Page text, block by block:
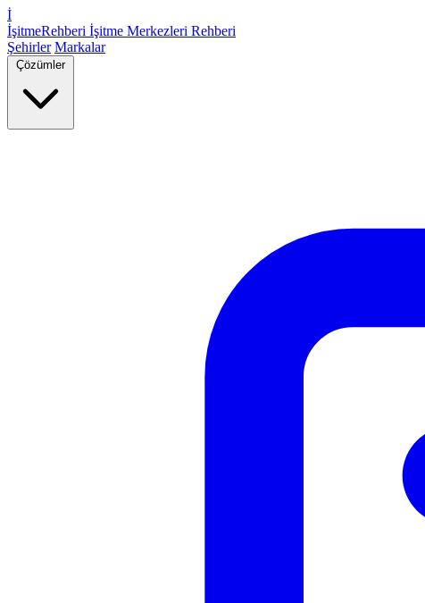
İ
İşitmeRehberi İşitme Merkezleri Rehberi
Şehirler Markalar
Çözümler